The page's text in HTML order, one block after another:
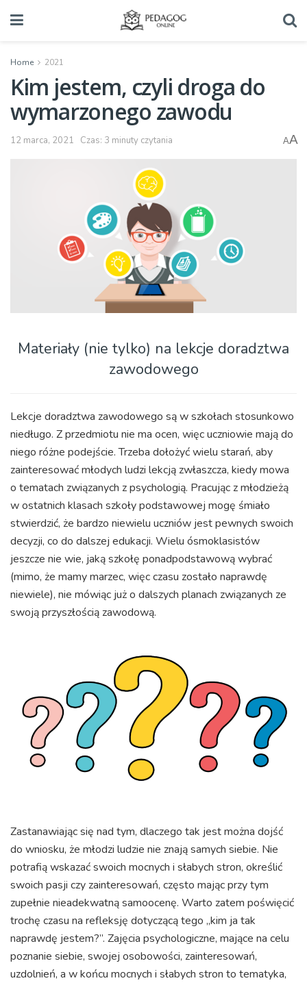
Home 2021
Kim jestem, czyli droga do
wymarzonego zawodu
12 marca, 2021 Czas: 3 minuty czytania AA
Materiały (nie tylko) na lekcje doradztwa
zawodowego
Lekcje doradztwa zawodowego są w szkołach stosunkowo
niedługo. Z przedmiotu nie ma ocen, więc uczniowie mają do
niego różne podejście. Trzeba dołożyć wielu starań, aby
zainteresować młodych ludzi lekcją zwłaszcza, kiedy mowa
o tematach związanych z psychologią. Pracując z młodzieżą
w ostatnich klasach szkoły podstawowej mogę śmiało
stwierdzić, że bardzo niewielu uczniów jest pewnych swoich
decyzji, co do dalszej edukacji. Wielu ósmoklasistów
jeszcze nie wie, jaką szkołę ponadpodstawową wybrać
(mimo, że mamy marzec, więc czasu zostało naprawdę
niewiele), nie mówiąc już o dalszych planach związanych ze
swoją przyszłością zawodową.
Zastanawiając się nad tym, dlaczego tak jest można dojść
do wniosku, że młodzi ludzie nie znają samych siebie. Nie
potrafią wskazać swoich mocnych i słabych stron, określić
swoich pasji czy zainteresowań, często mając przy tym
zupełnie nieadekwatną samoocenę. Warto zatem poświęcić
trochę czasu na refleksję dotyczącą tego „kim ja tak
naprawdę jestem?”. Zajęcia psychologiczne, mające na celu
poznanie siebie, swojej osobowości, zainteresowań,
uzdolnień, a w końcu mocnych i słabych stron to tematyka,